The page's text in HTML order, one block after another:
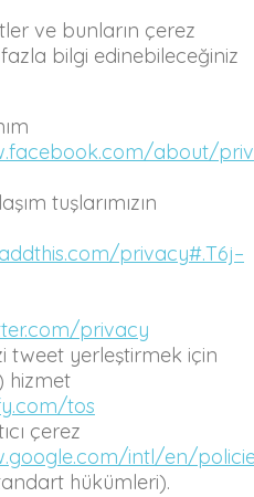
ve bunların çerez
bilgi edinebileceğiniz
about/
tuşlarımızın
privacy#.T6j–
privacy
tweet yerleştirmek için
hizmet
tos
çerez
intl/en/
hükümleri).